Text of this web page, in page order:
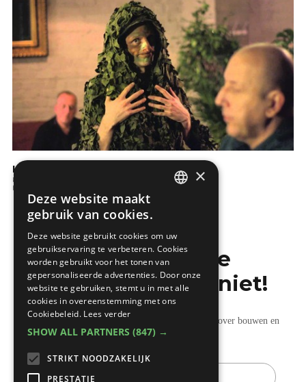
KBC: Wat is een hypothecaire lening?
Kopen en verkopen
Financiele aspecten
Mis de laatste
bouwnieuwtjes niet!
Ontvang onze wekelijkse updates vol nuttige tips over bouwen en
verbouwen.
E-
mail
×
Deze website maakt
gebruik van cookies.
Deze website gebruikt cookies om uw
gebruikservaring te verbeteren. Cookies
worden gebruikt voor het tonen van
gepersonaliseerde advertenties. Door onze
website te gebruiken, stemt u in met alle
cookies in overeenstemming met ons
Cookiebeleid. Lees verder
SHOW ALL PARTNERS (847) →
STRIKT NOODZAKELIJK
PRESTATIE